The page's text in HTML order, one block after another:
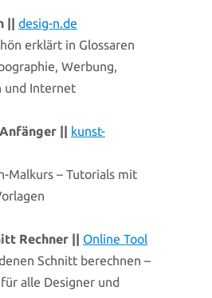
|| desig-n.de
erklärt in Glossaren
Werbung,
und Internet
|| kunst-
Malkurs – Tutorials mit
Rechner || Online Tool
Schnitt berechnen –
alle Designer und